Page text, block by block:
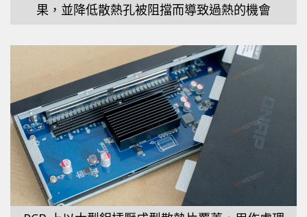
果，並降低散熱孔被阻擋而導致過熱的機會